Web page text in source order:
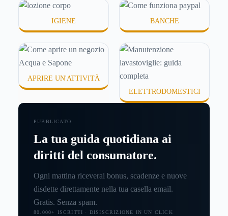
IGIENE BANCHE
APRIRE UN'ATTIVITÀ
ELETTRODOMESTICI
PUBBLICATO
La tua guida quotidiana ai
diritti del consumatore.
Ogni mattina riceverai bonus, scadenze e nuove
disdette direttamente nella tua casella email.
Gratis. Senza spam.
80.000+ ISCRITTI · DISISCRIZIONE IN UN CLICK